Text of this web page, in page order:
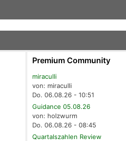
Premium Community
miraculli
von: miraculli
Do. 06.08.26 - 10:51
Guidance 05.08.26
von: holzwurm
Do. 06.08.26 - 08:45
Quartalszahlen Review